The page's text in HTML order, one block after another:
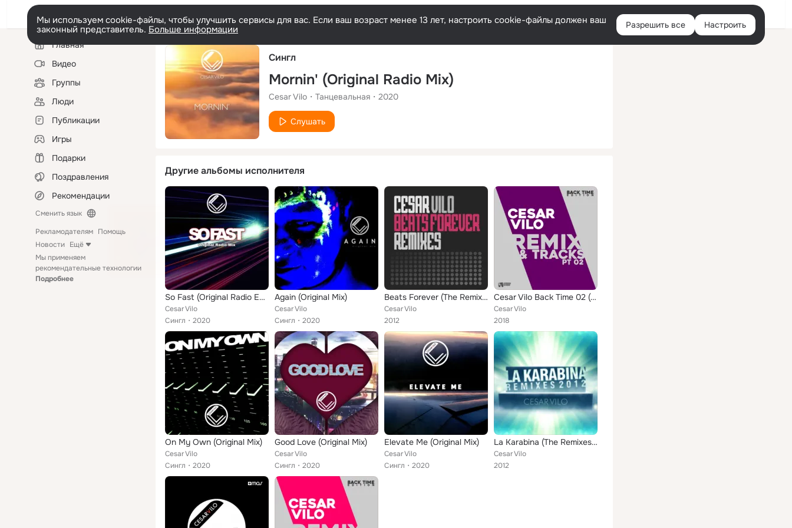
Русский Войти
Мы используем cookie-файлы, чтобы улучшить сервисы для вас. Если ваш возраст менее 13 лет, настроить cookie-файлы должен ваш
законный представитель. Больше информации Разрешить все Настроить
Левая
колонкаГлавная
Видео
Группы
Люди
Публикации
Игры
Подарки
Поздравления
Рекомендации
Сменить язык
Рекламодателям Помощь
Новости Ещё
Мы применяем
рекомендательные технологии
Подробнее
Сингл
Mornin' (Original Radio Mix)
Cesar Vilo Танцевальная 2020
Слушать
Другие альбомы исполнителя
So Fast (Original Radio Edit)
Cesar Vilo
Сингл
2020
Again (Original Mix)
Cesar Vilo
Сингл
2020
Beats Forever (The Remixes)
Cesar Vilo
2012
Cesar Vilo Back Time 02 (Back Time 02)
Cesar Vilo
2018
On My Own (Original Mix)
Cesar Vilo
Сингл
2020
Good Love (Original Mix)
Cesar Vilo
Сингл
2020
Elevate Me (Original Mix)
Cesar Vilo
Сингл
2020
La Karabina (The Remixes 2012)
Cesar Vilo
2012